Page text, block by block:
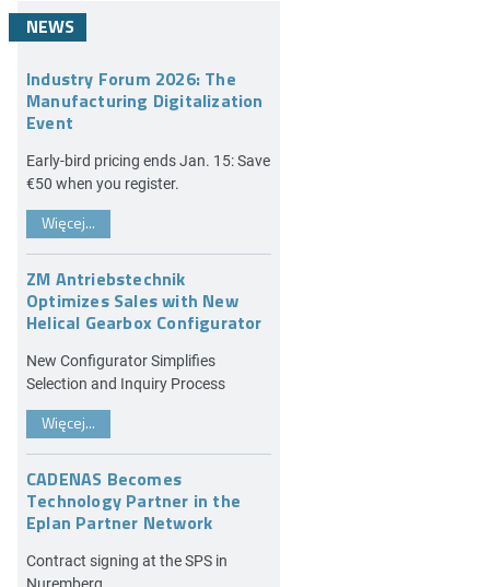
NEWS
Industry Forum 2026: The
Manufacturing Digitalization
Event
Early-bird pricing ends Jan. 15: Save
€50 when you register.
Więcej...
ZM Antriebstechnik
Optimizes Sales with New
Helical Gearbox Configurator
New Configurator Simplifies
Selection and Inquiry Process
Więcej...
CADENAS Becomes
Technology Partner in the
Eplan Partner Network
Contract signing at the SPS in